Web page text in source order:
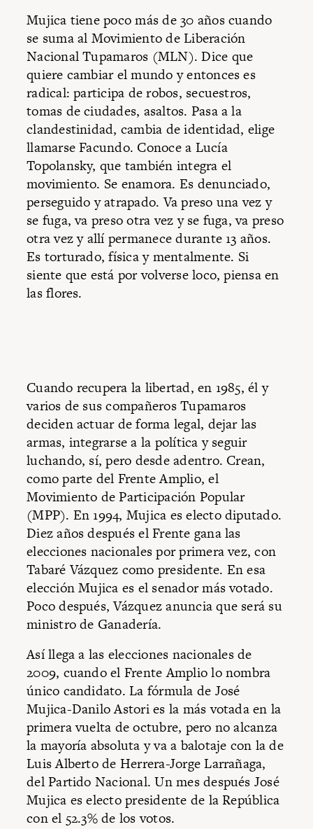
Mujica tiene poco más de 30 años cuando
se suma al Movimiento de Liberación
Nacional Tupamaros (MLN). Dice que
quiere cambiar el mundo y entonces es
radical: participa de robos, secuestros,
tomas de ciudades, asaltos. Pasa a la
clandestinidad, cambia de identidad, elige
llamarse Facundo. Conoce a Lucía
Topolansky, que también integra el
movimiento. Se enamora. Es denunciado,
perseguido y atrapado. Va preso una vez y
se fuga, va preso otra vez y se fuga, va preso
otra vez y allí permanece durante 13 años.
Es torturado, física y mentalmente. Si
siente que está por volverse loco, piensa en
las flores.
Cuando recupera la libertad, en 1985, él y
varios de sus compañeros Tupamaros
deciden actuar de forma legal, dejar las
armas, integrarse a la política y seguir
luchando, sí, pero desde adentro. Crean,
como parte del Frente Amplio, el
Movimiento de Participación Popular
(MPP). En 1994, Mujica es electo diputado.
Diez años después el Frente gana las
elecciones nacionales por primera vez, con
Tabaré Vázquez como presidente. En esa
elección Mujica es el senador más votado.
Poco después, Vázquez anuncia que será su
ministro de Ganadería.
Así llega a las elecciones nacionales de
2009, cuando el Frente Amplio lo nombra
único candidato. La fórmula de José
Mujica-Danilo Astori es la más votada en la
primera vuelta de octubre, pero no alcanza
la mayoría absoluta y va a balotaje con la de
Luis Alberto de Herrera-Jorge Larrañaga,
del Partido Nacional. Un mes después José
Mujica es electo presidente de la República
con el 52.3% de los votos.